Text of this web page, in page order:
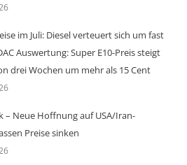
im Juli: Diesel verteuert sich um fast
Auswertung: Super E10-Preis steigt
drei Wochen um mehr als 15 Cent
– Neue Hoffnung auf USA/Iran-
Preise sinken